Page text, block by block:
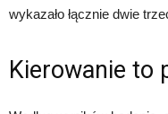
wykazało łącznie dwie
Kierowanie to